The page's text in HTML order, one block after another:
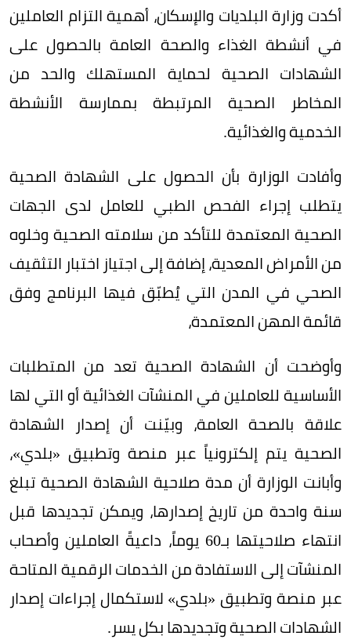
أكدت وزارة البلديات والإسكان، أهمية التزام العاملين
في أنشطة الغذاء والصحة العامة بالحصول على
الشهادات الصحية لحماية المستهلك والحد من
المخاطر الصحية المرتبطة بممارسة الأنشطة
الخدمية والغذائية.
وأفادت الوزارة بأن الحصول على الشهادة الصحية
يتطلب إجراء الفحص الطبي للعامل لدى الجهات
الصحية المعتمدة للتأكد من سلامته الصحية وخلوه
من الأمراض المعدية، إضافة إلى اجتياز اختبار التثقيف
الصحي في المدن التي يُطبّق فيها البرنامج وفق
قائمة المهن المعتمدة،
وأوضحت أن الشهادة الصحية تعد من المتطلبات
الأساسية للعاملين في المنشآت الغذائية أو التي لها
علاقة بالصحة العامة، وبيّنت أن إصدار الشهادة
الصحية يتم إلكترونياً عبر منصة وتطبيق «بلدي»،
وأبانت الوزارة أن مدة صلاحية الشهادة الصحية تبلغ
سنة واحدة من تاريخ إصدارها، ويمكن تجديدها قبل
انتهاء صلاحيتها بـ60 يوماً، داعيةً العاملين وأصحاب
المنشآت إلى الاستفادة من الخدمات الرقمية المتاحة
عبر منصة وتطبيق «بلدي» لاستكمال إجراءات إصدار
الشهادات الصحية وتجديدها بكل يسر.